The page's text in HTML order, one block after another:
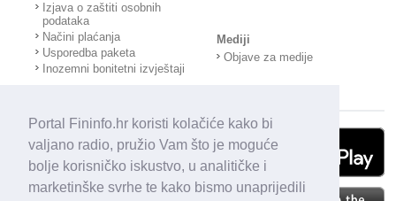
Portal Fininfo.hr koristi kolačiće kako bi
valjano radio, pružio Vam što je moguće
bolje korisničko iskustvo, u analitičke i
marketinške svrhe te kako bismo unaprijedili
Izjava o zaštiti osobnih
podataka
Načini plaćanja
Usporedba paketa
Inozemni bonitetni izvještaji
Mediji
Objave za medije